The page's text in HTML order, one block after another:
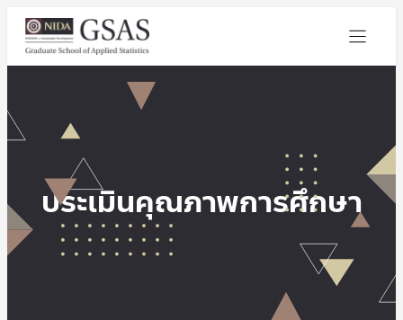
ประเมินคุณภาพการศึกษา